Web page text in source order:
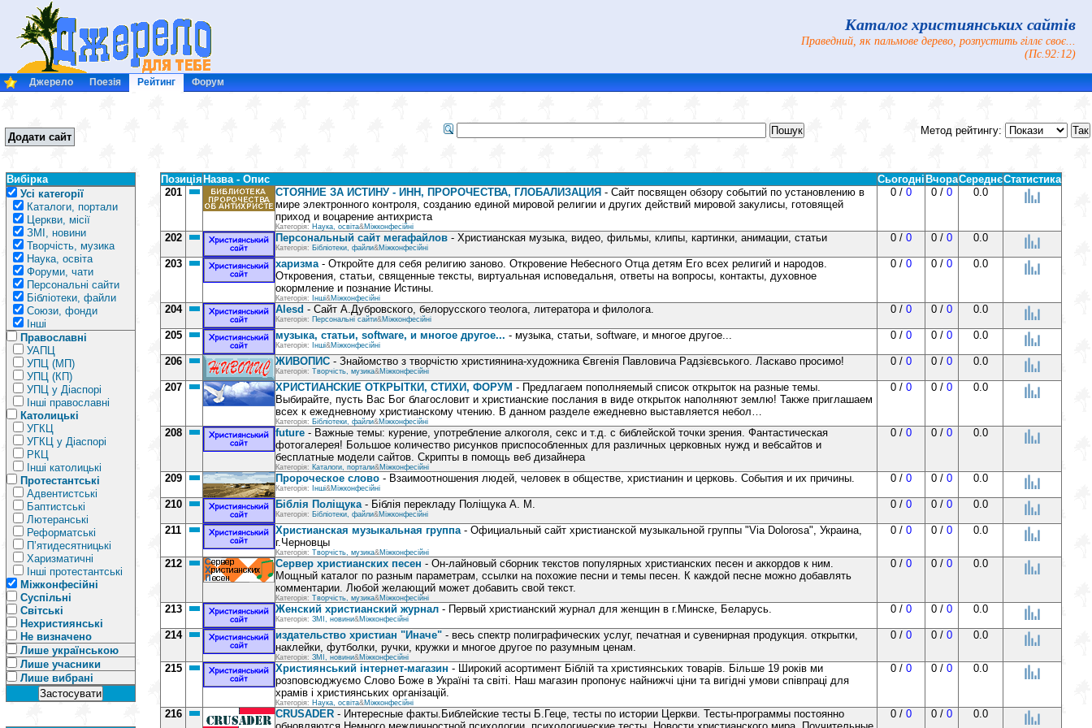
Каталог християнських сайтів
Праведний, як пальмове дерево, розпустить гіллє своє...
(Пс.92:12)
Джерело Поезія Рейтинг Форум
Додати сайт
Метод рейтингу:
Вибірка
Усі категорії
Каталоги, портали
Церкви, місії
ЗМІ, новини
Творчість, музика
Наука, освіта
Форуми, чати
Персональні сайти
Бібліотеки, файли
Союзи, фонди
Інші
Православні
УАПЦ
УПЦ (МП)
УПЦ (КП)
УПЦ у Діаспорі
Інші православні
Католицькі
УГКЦ
УГКЦ у Діаспорі
РКЦ
Інші католицькі
Протестантські
Адвентистські
Баптистські
Лютеранські
Реформатські
П’ятидесятницькі
Харизматичні
Інші протестантські
Міжконфесійні
Суспільні
Світські
Нехристиянські
Не визначено
Лише українською
Лише учасники
Лише вибрані
Позиція Назва - Опис Сьогодні ВчораСереднєСтатистика
201
СТОЯНИЕ ЗА ИСТИНУ - ИНН, ПРОРОЧЕСТВА, ГЛОБАЛИЗАЦИЯ - Сайт посвящен обзору событий по установлению в
мире электронного контроля, созданию единой мировой религии и других действий мировой закулисы, готовящей
приход и воцарение антихриста
Категорія: Наука, освіта&Міжконфесійні
0 / 0 0 / 0 0.0
202 Персональный сайт мегафайлов - Христианская музыка, видео, фильмы, клипы, картинки, анимации, статьи
Категорія: Бібліотеки, файли&Міжконфесійні
0 / 0 0 / 0 0.0
203 харизма- Откройте для себя религию заново. Откровение Небесного Отца детям Его всех религий и народов.
Откровения, статьи, священные тексты, виртуальная исповедальня, ответы на вопросы, контакты, духовное
окормление и познание Истины.
Категорія: Інші&Міжконфесійні
0 / 0 0 / 0 0.0
204 Alesd - Сайт А.Дубровского, белорусского теолога, литератора и филолога.
Категорія: Персональні сайти&Міжконфесійні
0 / 0 0 / 0 0.0
205 музыка, статьи, software, и многое другое... - музыка, статьи, software, и многое другое...
Категорія: Інші&Міжконфесійні
0 / 0 0 / 0 0.0
206 ЖИВОПИС - Знайомство з творчістю християнина-художника Євгенія Павловича Радзієвського. Ласкаво просимо!
Категорія: Творчість, музика&Міжконфесійні
0 / 0 0 / 0 0.0
207 ХРИСТИАНСКИЕ ОТКРЫТКИ, СТИХИ, ФОРУМ - Предлагаем пополняемый список открыток на разные темы.
Выбирайте, пусть Вас Бог благословит и христианские послания в виде открыток наполняют землю! Также приглашаем
всех к ежедневному христианскому чтению. В данном разделе ежедневно выставляется небол…
Категорія: Бібліотеки, файли&Міжконфесійні
0 / 0 0 / 0 0.0
208 future - Важные темы: курение, употребление алкоголя, секс и т.д. с библейской точки зрения. Фантастическая
фотогалерея! Большое количество рисунков приспособленных для различных церковных нужд и вебсайтов и
бесплатные модели сайтов. Скрипты в помощь веб дизайнера
Категорія: Каталоги, портали&Міжконфесійні
0 / 0 0 / 0 0.0
209 Пророческое слово - Взаимоотношения людей, человек в обществе, христианин и церковь. События и их причины.
Категорія: Інші&Міжконфесійні
0 / 0 0 / 0 0.0
210 Біблія Поліщука- Біблія перекладу Поліщука А. М.
Категорія: Бібліотеки, файли&Міжконфесійні
0 / 0 0 / 0 0.0
211 Христианская музыкальная группа- Официальный сайт христианской музыкальной группы "Via Dolorosa", Украина,
г.Черновцы
Категорія: Творчість, музика&Міжконфесійні
0 / 0 0 / 0 0.0
212 Сервер христианских песен - Он-лайновый сборник текстов популярных христианских песен и аккордов к ним.
Мощный каталог по разным параметрам, ссылки на похожие песни и темы песен. К каждой песне можно добавлять
комментарии. Любой желающий может добавить свой текст.
Категорія: Творчість, музика&Міжконфесійні
0 / 0 0 / 0 0.0
213 Женский христианский журнал - Первый христианский журнал для женщин в г.Минске, Беларусь.
Категорія: ЗМІ, новини&Міжконфесійні
0 / 0 0 / 0 0.0
214 издательство христиан "Иначе" - весь спектр полиграфических услуг, печатная и сувенирная продукция. открытки,
наклейки, футболки, ручки, кружки и многое другое по разумным ценам.
Категорія: ЗМІ, новини&Міжконфесійні
0 / 0 0 / 0 0.0
215 Християнський інтернет-магазин - Широкий асортимент Біблій та християнських товарів. Більше 19 років ми
розповсюджуємо Слово Боже в Україні та світі. Наш магазин пропонує найнижчі ціни та вигідні умови співпраці для
храмів і християнських організацій.
Категорія: Наука, освіта&Міжконфесійні
0 / 0 0 / 0 0.0
216 CRUSADER - Интересные факты.Библейские тесты Б.Геце, тесты по истории Церкви. Тесты-программы постоянно
0 / 0 0 / 0 0.0